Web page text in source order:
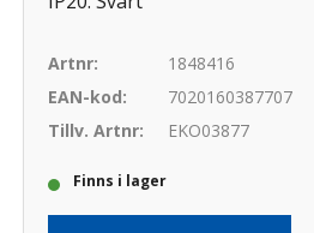
Artnr:
1848416
EAN-kod:
7020160387707
Tillv. Artnr:
EKO03877
Finns i lager